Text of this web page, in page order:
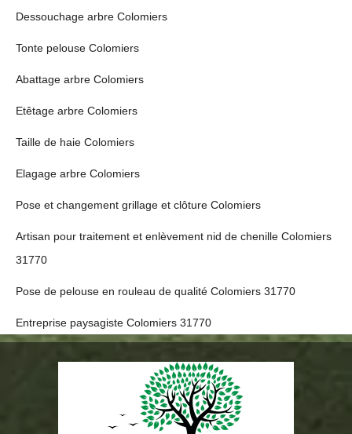
Dessouchage arbre Colomiers
Tonte pelouse Colomiers
Abattage arbre Colomiers
Etêtage arbre Colomiers
Taille de haie Colomiers
Elagage arbre Colomiers
Pose et changement grillage et clôture Colomiers
Artisan pour traitement et enlèvement nid de chenille Colomiers
31770
Pose de pelouse en rouleau de qualité Colomiers 31770
Entreprise paysagiste Colomiers 31770